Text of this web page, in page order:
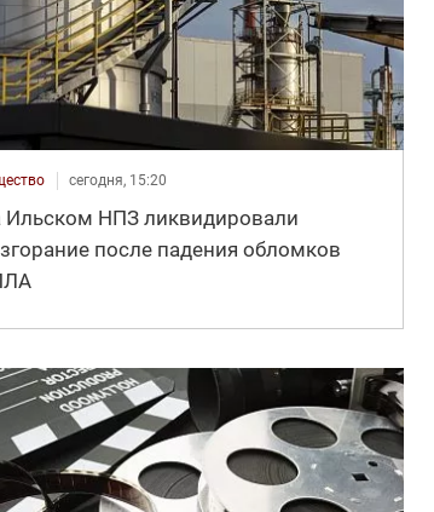
сегодня, 15:20
Ильском НПЗ ликвидировали
после падения обломков